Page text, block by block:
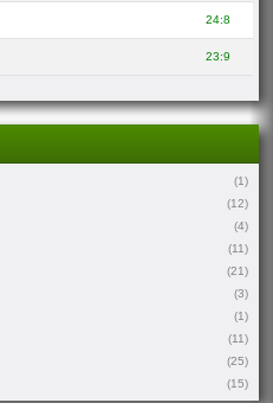
24:8
23:9
(1)
(12)
(4)
(11)
(21)
(3)
(1)
(11)
(25)
(15)